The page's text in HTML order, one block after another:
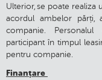
Ulterior, se poate realiza
acordul ambelor părți,
companie.
participant în timpul
pentru companie.
Finanțare